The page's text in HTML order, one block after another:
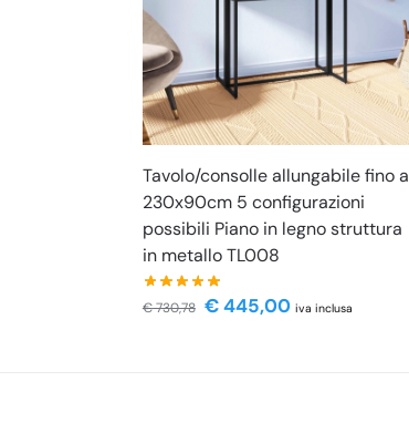
Tavolo/consolle allungabile fino a
230x90cm 5 configurazioni
possibili Piano in legno struttura
in metallo TL008
€730,78 €445,00 iva inclusa